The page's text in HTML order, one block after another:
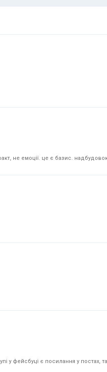
емоції. це є базис. надбудовою
фейсбуці є посилання у постах,